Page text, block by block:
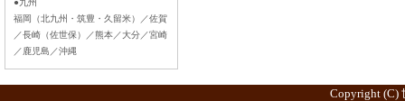
●九州
福岡（北九州・筑豊・久留米）／佐賀
／長崎（佐世保）／熊本／大分／宮崎
／鹿児島／沖縄
Copyright (C)